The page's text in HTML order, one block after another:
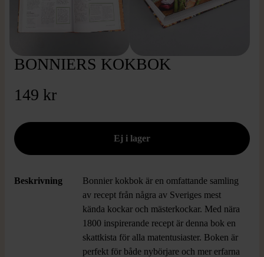
BONNIERS KOKBOK
149 kr
Beskrivning
Bonnier kokbok är en omfattande samling
av recept från några av Sveriges mest
kända kockar och mästerkockar. Med nära
1800 inspirerande recept är denna bok en
skattkista för alla matentusiaster. Boken är
perfekt för både nybörjare och mer erfarna